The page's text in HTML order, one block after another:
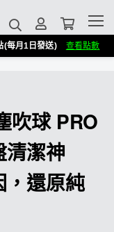
(每月1日發送) 查看點數
吹球 PRO
清潔神
，還原純